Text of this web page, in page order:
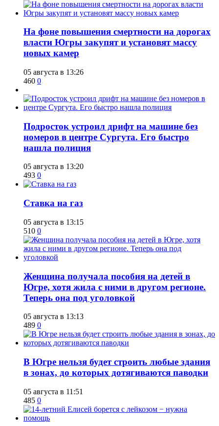
На фоне повышения смертности на дорогах
власти Югры закупят и установят массу
новых камер
05 августа в 13:26
460 0
Подросток устроил дрифт на машине без
номеров в центре Сургута. Его быстро
нашла полиция
05 августа в 13:20
493 0
Ставка на газ
05 августа в 13:15
510 0
Женщина получала пособия на детей в
Югре, хотя жила с ними в другом регионе.
Теперь она под уголовкой
05 августа в 13:13
489 0
В Югре нельзя будет строить любые здания
в зонах, до которых дотягиваются паводки
05 августа в 11:51
485 0